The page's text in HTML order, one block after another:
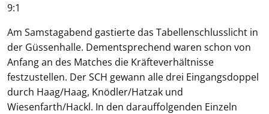
9:1
Am Samstagabend gastierte das Tabellenschlusslicht in
der Güssenhalle. Dementsprechend waren schon von
Anfang an des Matches die Kräfteverhältnisse
festzustellen. Der SCH gewann alle drei Eingangsdoppel
durch Haag/Haag, Knödler/Hatzak und
Wiesenfarth/Hackl. In den darauffolgenden Einzeln